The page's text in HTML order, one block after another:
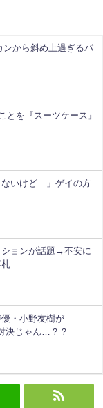
ンから斜め上過ぎるパ
とを『スーツケース』
ないけど…」ゲイの方
ョンが話題→不安に
優・小野友樹が
決じゃん…？？